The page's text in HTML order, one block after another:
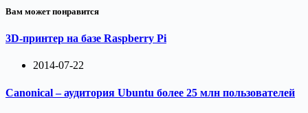
Вам может понравится
3D-принтер на базе Raspberry Pi
2014-07-22
Canonical – аудитория Ubuntu более 25 млн пользователей